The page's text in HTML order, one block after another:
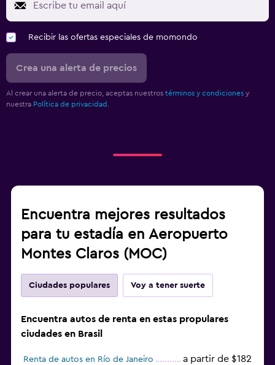
Recibir las ofertas especiales de momondo
Crea una alerta de precios
Al crear una alerta de precio, aceptas nuestros términos y condiciones y
nuestra Política de privacidad.
Encuentra mejores resultados
para tu estadía en Aeropuerto
Montes Claros (MOC)
Ciudades populares Voy a tener suerte
Encuentra autos de renta en estas propulares
ciudades en Brasil
Renta de autos en Río de Janeiro a partir de $182